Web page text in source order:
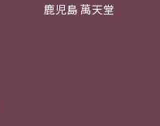
鹿児島 萬天堂